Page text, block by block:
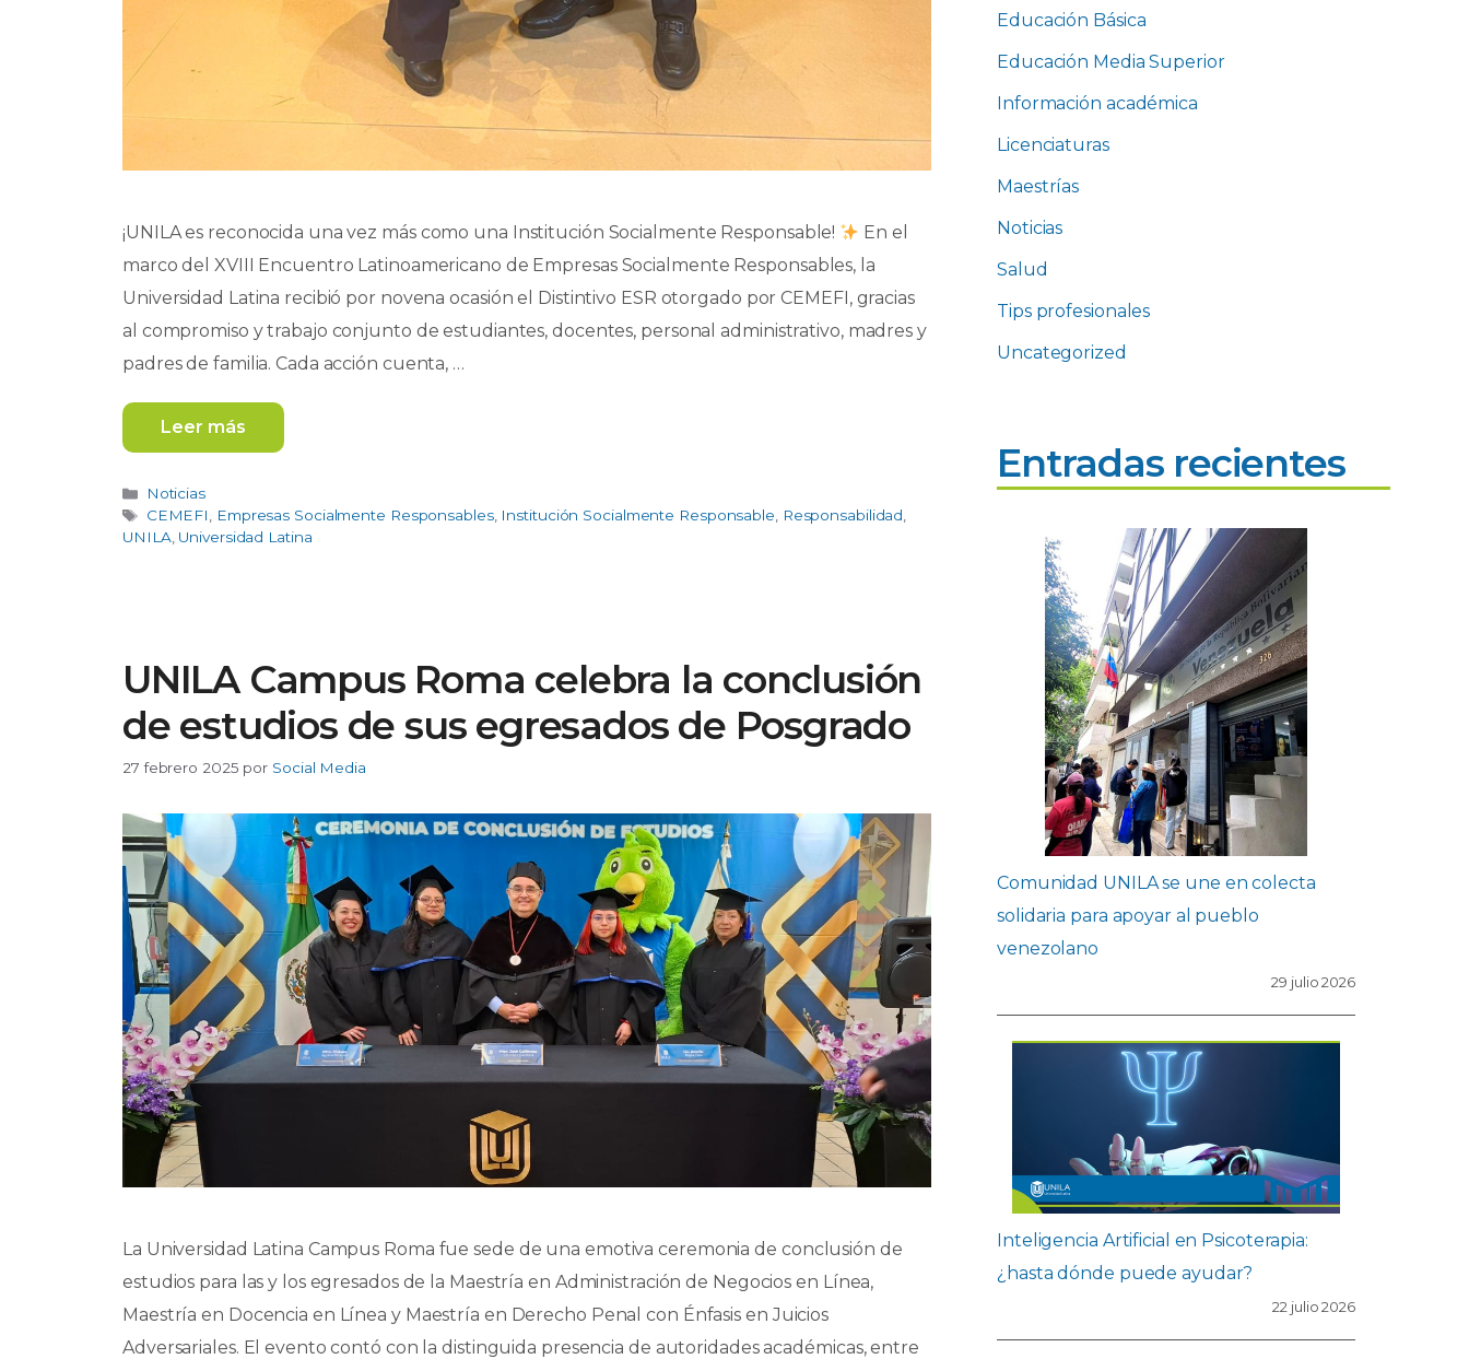
¡UNILA es reconocida una vez más como una Institución Socialmente Responsable!
En el
marco del XVIII Encuentro Latinoamericano de Empresas Socialmente Responsables, la
Universidad Latina recibió por novena ocasión el Distintivo ESR otorgado por CEMEFI, gracias
al compromiso y trabajo conjunto de estudiantes, docentes, personal administrativo, madres y
padres de familia. Cada acción cuenta, …
Leer más
Categorías
Noticias
Etiquetas
CEMEFI, Empresas Socialmente Responsables, Institución Socialmente Responsable, Responsabilidad,
UNILA, Universidad Latina
UNILA Campus Roma celebra la conclusión
de estudios de sus egresados de Posgrado
27 febrero 2025 por Social Media
La Universidad Latina Campus Roma fue sede de una emotiva ceremonia de conclusión de
estudios para las y los egresados de la Maestría en Administración de Negocios en Línea,
Maestría en Docencia en Línea y Maestría en Derecho Penal con Énfasis en Juicios
Adversariales. El evento contó con la distinguida presencia de autoridades académicas, entre
Educación Básica
Educación Media Superior
Información académica
Licenciaturas
Maestrías
Noticias
Salud
Tips profesionales
Uncategorized
Entradas recientes
Comunidad UNILA se une en colecta
solidaria para apoyar al pueblo
venezolano
29 julio 2026
Inteligencia Artificial en Psicoterapia:
¿hasta dónde puede ayudar?
22 julio 2026